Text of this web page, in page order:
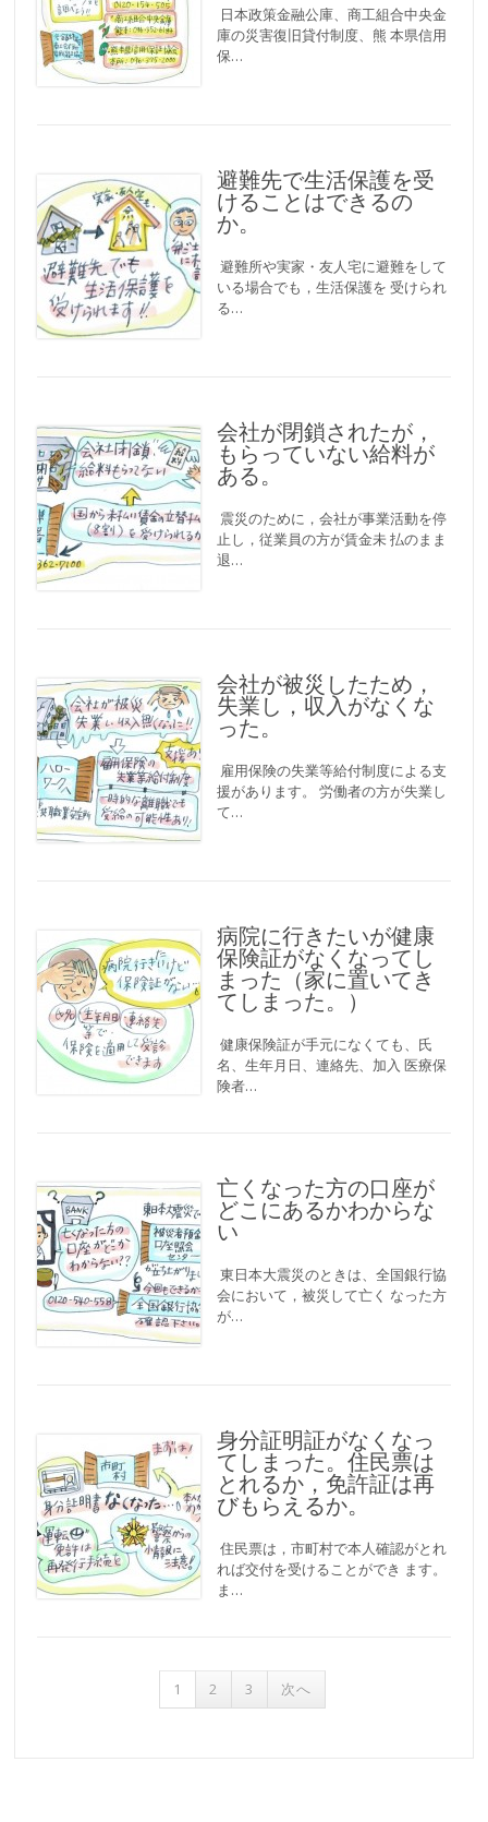
日本政策金融公庫、商工組合中央金
庫の災害復旧貸付制度、熊 本県信用
保…
避難先で生活保護を受
けることはできるの
か。
避難所や実家・友人宅に避難をして
いる場合でも，生活保護を 受けられ
る…
会社が閉鎖されたが，
もらっていない給料が
ある。
震災のために，会社が事業活動を停
止し，従業員の方が賃金未 払のまま
退…
会社が被災したため，
失業し，収入がなくな
った。
雇用保険の失業等給付制度による支
援があります。 労働者の方が失業し
て…
病院に行きたいが健康
保険証がなくなってし
まった（家に置いてき
てしまった。）
健康保険証が手元になくても、氏
名、生年月日、連絡先、加入 医療保
険者…
亡くなった方の口座が
どこにあるかわからな
い
東日本大震災のときは、全国銀行協
会において，被災して亡く なった方
が…
身分証明証がなくなっ
てしまった。住民票は
とれるか，免許証は再
びもらえるか。
住民票は，市町村で本人確認がとれ
れば交付を受けることができ ます。
ま…
投稿ナビゲーション
1 2 3 次へ